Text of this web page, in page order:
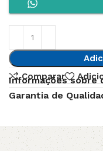
Comparar
Informações sobre
Garantia de